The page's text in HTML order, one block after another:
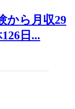
から月収29
日...